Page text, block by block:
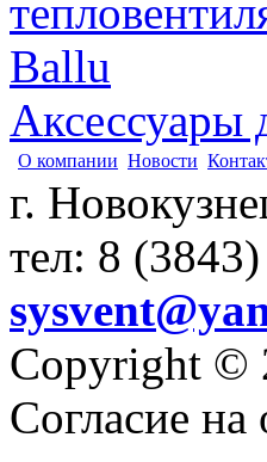
Аксессуары
О компании Новости
г.
тел: 8
Copyright ©
Согласие